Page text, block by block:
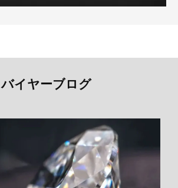
バイヤーブログ